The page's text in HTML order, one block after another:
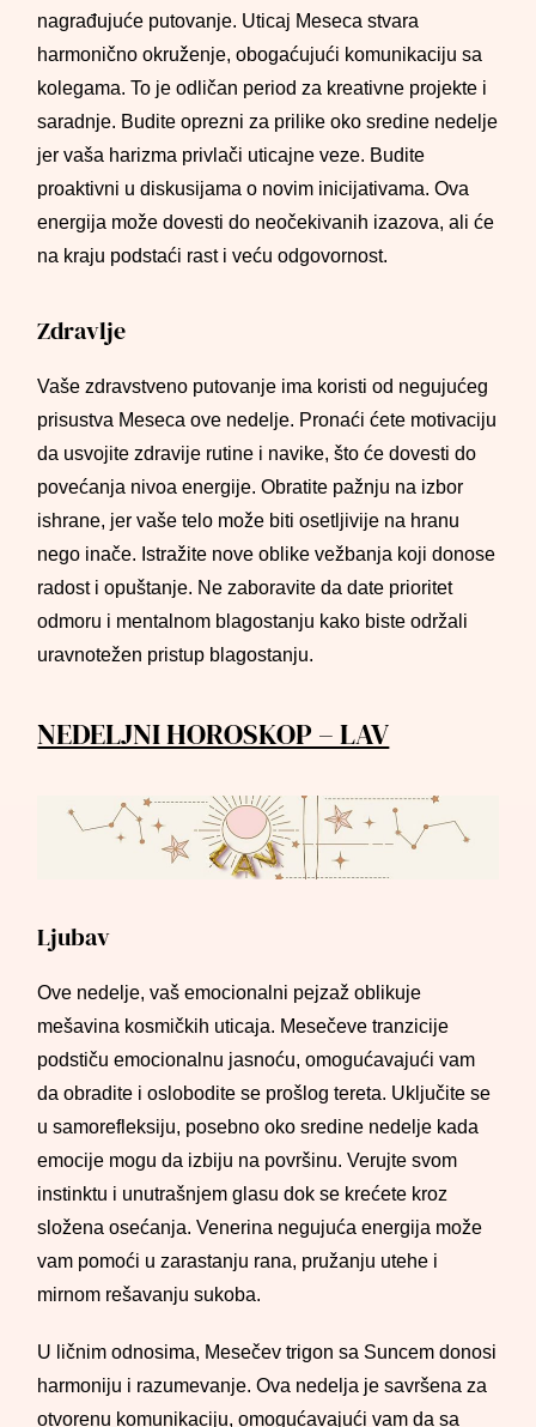
nagrađujuće putovanje. Uticaj Meseca stvara
harmonično okruženje, obogaćujući komunikaciju sa
kolegama. To je odličan period za kreativne projekte i
saradnje. Budite oprezni za prilike oko sredine nedelje
jer vaša harizma privlači uticajne veze. Budite
proaktivni u diskusijama o novim inicijativama. Ova
energija može dovesti do neočekivanih izazova, ali će
na kraju podstaći rast i veću odgovornost.
Zdravlje
Vaše zdravstveno putovanje ima koristi od negujućeg
prisustva Meseca ove nedelje. Pronaći ćete motivaciju
da usvojite zdravije rutine i navike, što će dovesti do
povećanja nivoa energije. Obratite pažnju na izbor
ishrane, jer vaše telo može biti osetljivije na hranu
nego inače. Istražite nove oblike vežbanja koji donose
radost i opuštanje. Ne zaboravite da date prioritet
odmoru i mentalnom blagostanju kako biste održali
uravnotežen pristup blagostanju.
NEDELJNI HOROSKOP – LAV
Ljubav
Ove nedelje, vaš emocionalni pejzaž oblikuje
mešavina kosmičkih uticaja. Mesečeve tranzicije
podstiču emocionalnu jasnoću, omogućavajući vam
da obradite i oslobodite se prošlog tereta. Uključite se
u samorefleksiju, posebno oko sredine nedelje kada
emocije mogu da izbiju na površinu. Verujte svom
instinktu i unutrašnjem glasu dok se krećete kroz
složena osećanja. Venerina negujuća energija može
vam pomoći u zarastanju rana, pružanju utehe i
mirnom rešavanju sukoba.
U ličnim odnosima, Mesečev trigon sa Suncem donosi
harmoniju i razumevanje. Ova nedelja je savršena za
otvorenu komunikaciju, omogućavajući vam da sa